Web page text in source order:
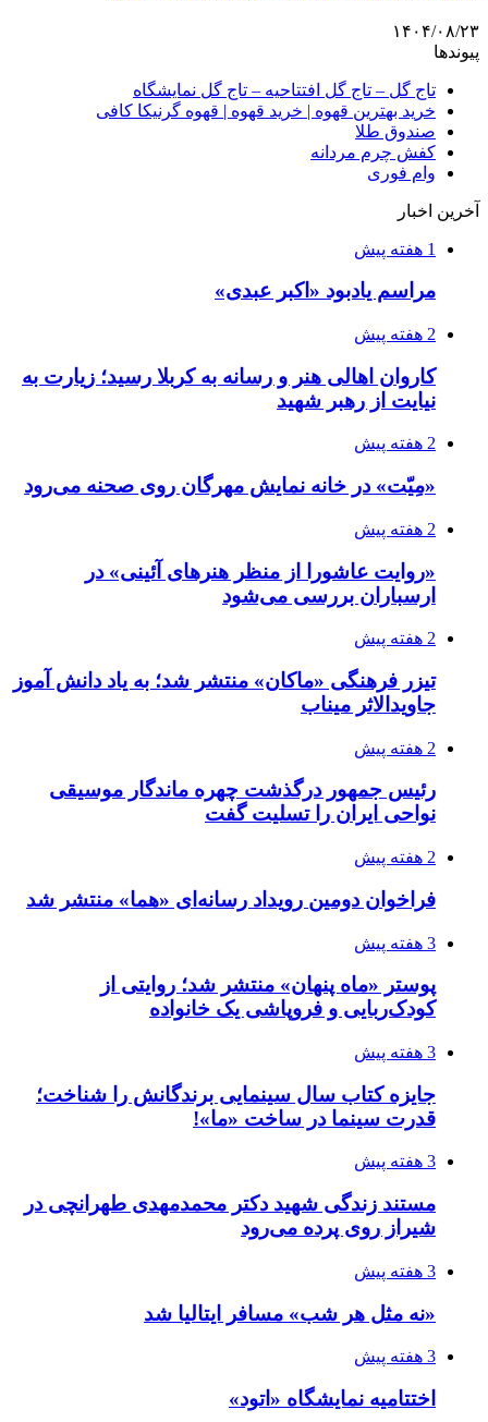
۱۴۰۴/۰۸/۲۳
پیوندها
تاج گل – تاج گل افتتاحیه – تاج گل نمایشگاه
خرید بهترین قهوه | خرید قهوه | قهوه گرنیکا کافی
صندوق طلا
کفش چرم مردانه
وام فوری
آخرین اخبار
1 هفته پیش
مراسم یادبود «اکبر عبدی»
2 هفته پیش
کاروان اهالی هنر و رسانه به کربلا رسید؛ زیارت به
نیایت از رهبر شهید
2 هفته پیش
«مِیّت» در خانه نمایش مهرگان روی صحنه می‌رود
2 هفته پیش
«روایت عاشورا از منظر هنرهای آئینی» در
ارسباران بررسی می‌شود
2 هفته پیش
تیزر فرهنگی «ماکان» منتشر شد؛ به یاد دانش آموز
جاویدالاثر میناب
2 هفته پیش
رئیس جمهور درگذشت چهره ماندگار موسیقی
نواحی ایران را تسلیت گفت
2 هفته پیش
فراخوان دومین رویداد رسانه‌ای «هما» منتشر شد
3 هفته پیش
پوستر «ماه پنهان» منتشر شد؛ روایتی از
کودک‌ربایی و فروپاشی یک خانواده
3 هفته پیش
جایزه کتاب سال سینمایی برندگانش را شناخت؛
قدرت سینما در ساخت «ما»!
3 هفته پیش
مستند زندگی شهید دکتر محمدمهدی طهرانچی در
شیراز روی پرده می‌رود
3 هفته پیش
«نه مثل هر شب» مسافر ایتالیا شد
3 هفته پیش
اختتامیه نمایشگاه «اتود»